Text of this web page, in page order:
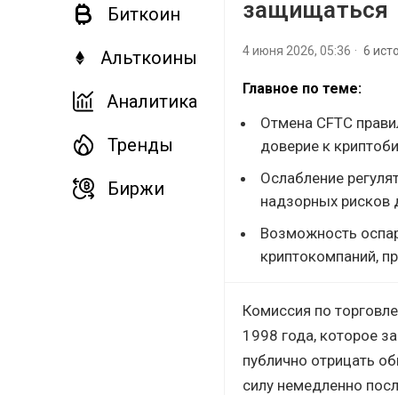
Биткоин
Альткоины
Аналитика
Тренды
Биржи
защищаться
4 июня 2026, 05:36 6
Главное по теме:
Отмена CFTC
доверие к
Ослабление
надзорных рисков
Возможность
криптокомпаний,
Комиссия по
1998 года, которое
публично отрицать
силу немедленно